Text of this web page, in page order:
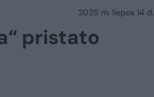
2025 m. liepos 14
pristato